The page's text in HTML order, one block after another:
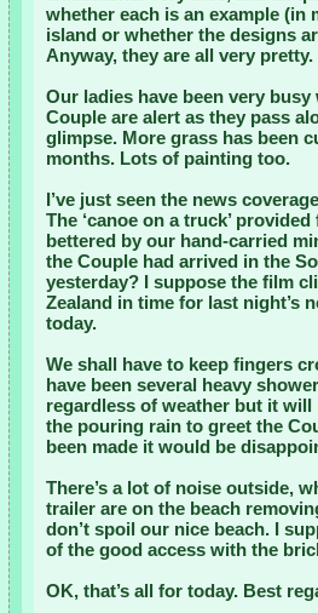
whether each is an example
island or whether the designs
Anyway, they are all very pretty.
Our ladies have been very
Couple are alert as they pass
glimpse. More grass has been
months. Lots of painting too.
I’ve just seen the news
The ‘canoe on a truck’
bettered by our hand-carried
the Couple had arrived in the
yesterday? I suppose the film
Zealand in time for last night’s
today.
We shall have to keep fingers
have been several heavy
regardless of weather but it
the pouring rain to greet the
been made it would be
There’s a lot of noise outside,
trailer are on the beach
don’t spoil our nice beach. I
of the good access with the
OK, that’s all for today. Best